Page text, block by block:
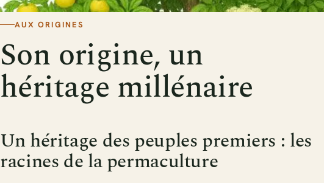
AUX ORIGINES
Son origine, un
héritage millénaire
Un héritage des peuples premiers : les
racines de la permaculture